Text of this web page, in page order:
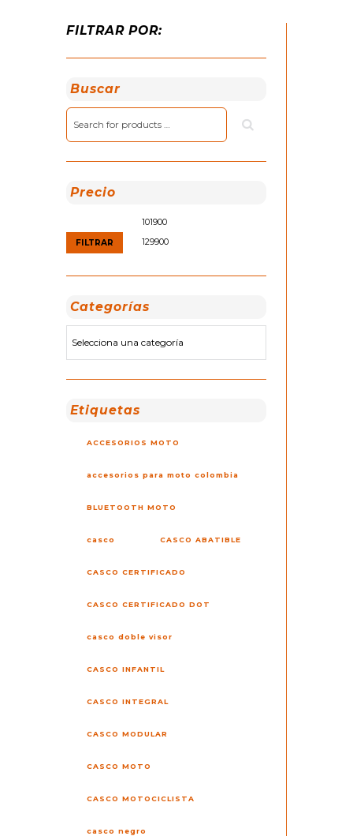
FILTRAR POR:
Buscar
Precio
Precio
mínimo
FILTRAR
Categorías
Etiquetas
ACCESORIOS MOTO
accesorios para moto colombia
BLUETOOTH MOTO
casco CASCO ABATIBLE
CASCO CERTIFICADO
CASCO CERTIFICADO DOT
casco doble visor
CASCO INFANTIL
CASCO INTEGRAL
CASCO MODULAR
CASCO MOTO
CASCO MOTOCICLISTA
casco negro